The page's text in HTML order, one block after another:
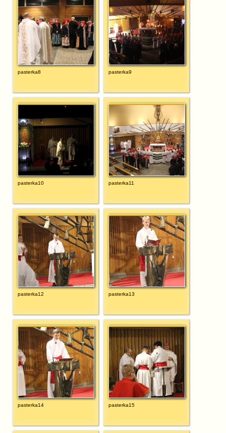
pasterka8 pasterka9
pasterka10 pasterka11
pasterka12 pasterka13
pasterka14 pasterka15